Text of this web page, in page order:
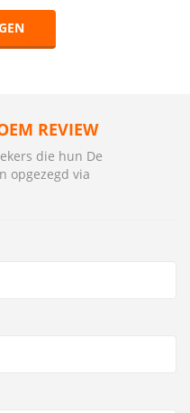
REVIEW
die hun De
opgezegd via